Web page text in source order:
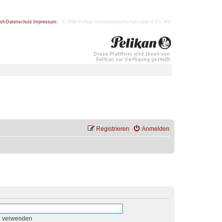
Datenschutz Impressum | © 2009 Pelikan Vertriebsgesellschaft mbH & Co. KG
Anmelden
Registrieren
verwenden